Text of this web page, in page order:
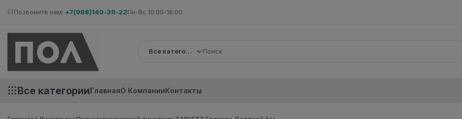
Позвоните нам: +7(988)140-39-22Пн-Вс 10:00-18:00
Все категории
Все категорииГлавнаяО КомпанииКонтакты